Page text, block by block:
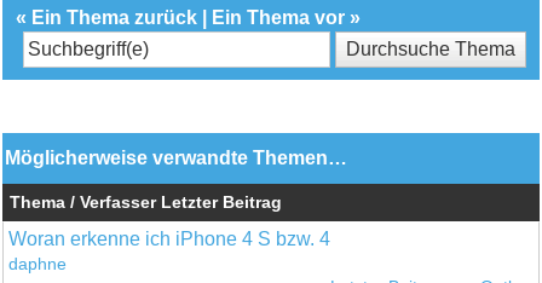
« Ein Thema zurück Ein Thema vor »
Möglicherweise verwandte Themen…
Thema / Verfasser Letzter Beitrag
Woran erkenne ich iPhone 4 S bzw. 4
daphne